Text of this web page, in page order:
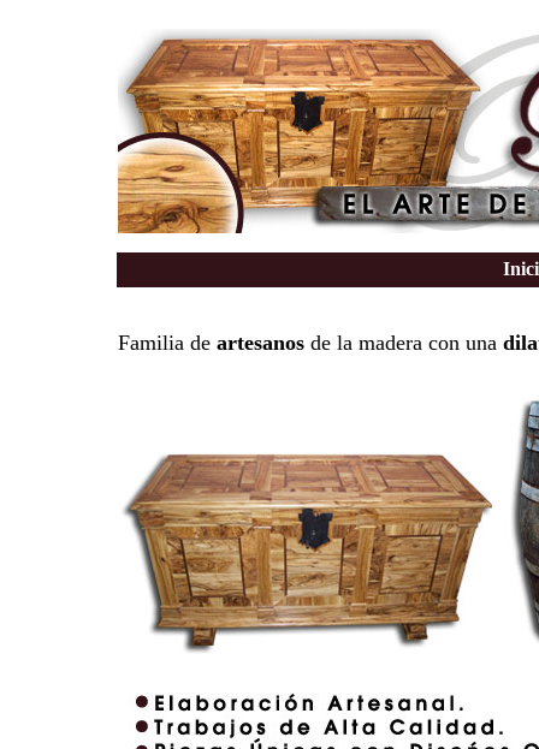
Familia de artesanosde la madera con una